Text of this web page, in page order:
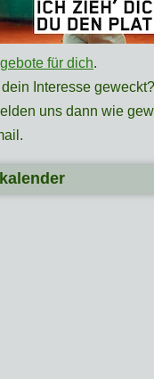
für dich.
Interesse
uns dann wie